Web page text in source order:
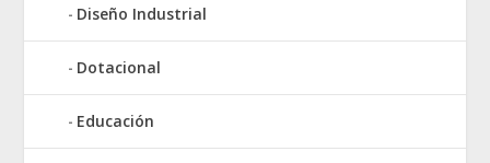
Diseño Industrial
Dotacional
Educación